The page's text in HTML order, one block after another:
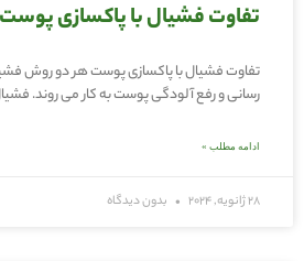
تفاوت فشیال با پاکسازی پوست
تفاوت فشیال با پاکسازی پوست هر دو روش
رسانی و رفع آلودگی پوست به کار می روند.
ادامه مطلب »
28 ژانویه, 2024 بدون دیدگاه